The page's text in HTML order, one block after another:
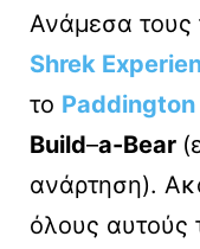
Ανάμεσα τους
Shrek
το
Build–a-Bear
ανάρτηση).
όλoυς αυτούς